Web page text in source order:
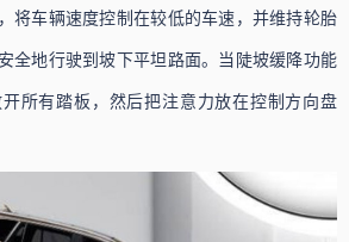
将车辆速度控制在较低的车速，并维持轮胎
全地行驶到坡下平坦路面。当陡坡缓降功能
所有踏板，然后把注意力放在控制方向盘